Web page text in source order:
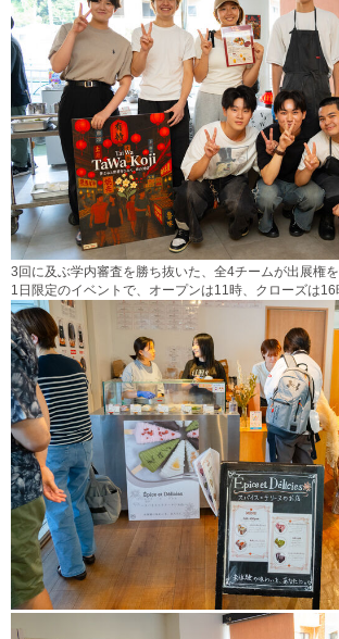
3回に及ぶ学内審査を勝ち抜いた、全4チームが出展権を
1日限定のイベントで、オープンは11時、クローズは16